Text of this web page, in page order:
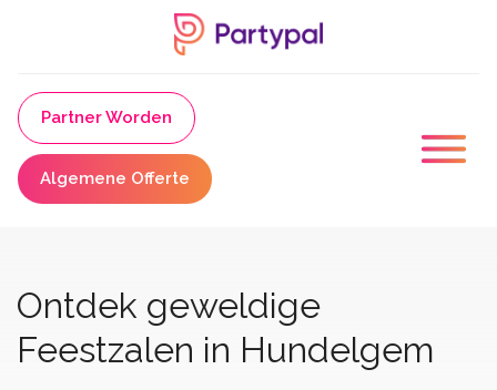
Partner Worden
Algemene Offerte
Ontdek geweldige
Feestzalen in Hundelgem